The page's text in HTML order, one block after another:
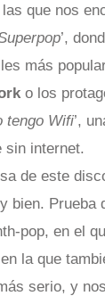
que nos
’,
más
o los
tengo Wifi’,
sin internet.
de este
bien. Prueba
pop, en el
en la que
serio, y